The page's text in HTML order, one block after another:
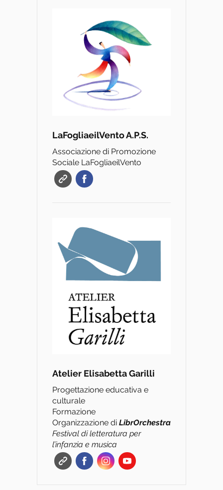
LaFogliaeilVento A.P.S.
Associazione di Promozione
Sociale LaFogliaeilVento
Atelier Elisabetta Garilli
Progettazione educativa e
culturale
Formazione
Organizzazione di LibrOrchestra
Festival di letteratura per
l’infanzia e musica